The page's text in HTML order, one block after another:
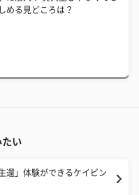
める見どころは？
たい
還」体験ができるケイビン